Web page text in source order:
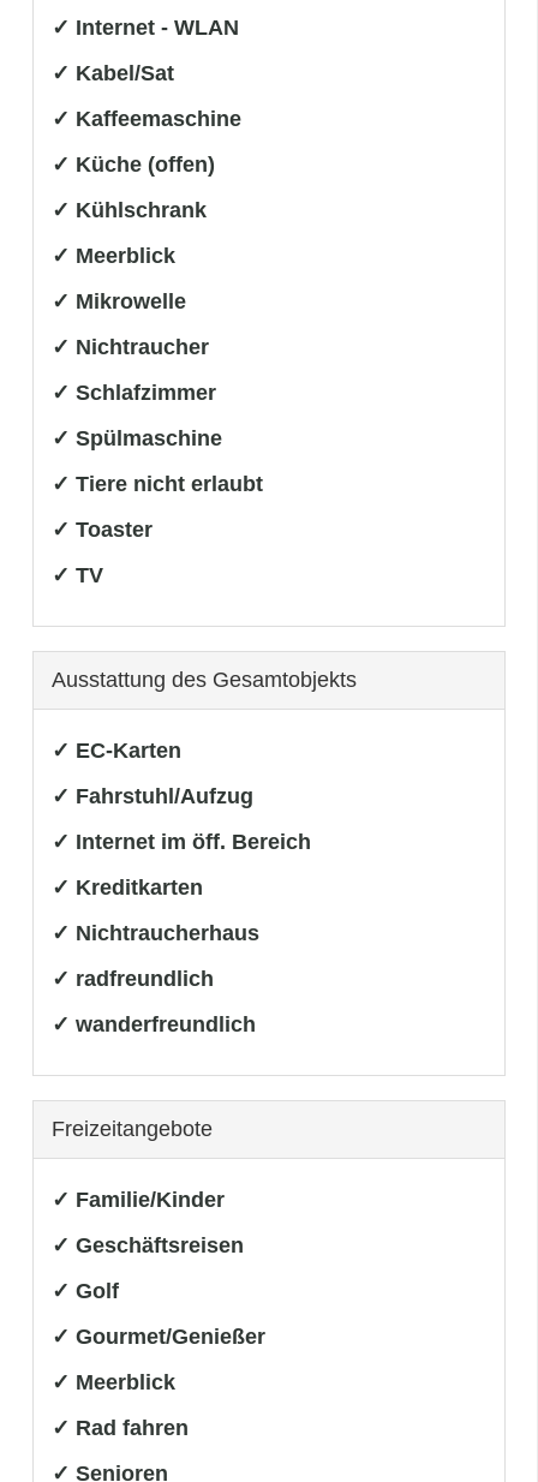
✓ Internet - WLAN
✓ Kabel/Sat
✓ Kaffeemaschine
✓ Küche (offen)
✓ Kühlschrank
✓ Meerblick
✓ Mikrowelle
✓ Nichtraucher
✓ Schlafzimmer
✓ Spülmaschine
✓ Tiere nicht erlaubt
✓ Toaster
✓ TV
Ausstattung des Gesamtobjekts
✓ EC-Karten
✓ Fahrstuhl/Aufzug
✓ Internet im öff. Bereich
✓ Kreditkarten
✓ Nichtraucherhaus
✓ radfreundlich
✓ wanderfreundlich
Freizeitangebote
✓ Familie/Kinder
✓ Geschäftsreisen
✓ Golf
✓ Gourmet/Genießer
✓ Meerblick
✓ Rad fahren
✓ Senioren